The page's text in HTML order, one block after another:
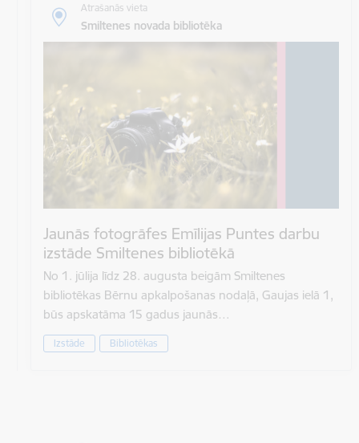
Atrašanās vieta
Smiltenes novada bibliotēka
Jaunās fotogrāfes Emīlijas Puntes darbu
izstāde Smiltenes bibliotēkā
No 1. jūlija līdz 28. augusta beigām Smiltenes
bibliotēkas Bērnu apkalpošanas nodaļā, Gaujas ielā 1,
būs apskatāma 15 gadus jaunās…
Izstāde Bibliotēkas